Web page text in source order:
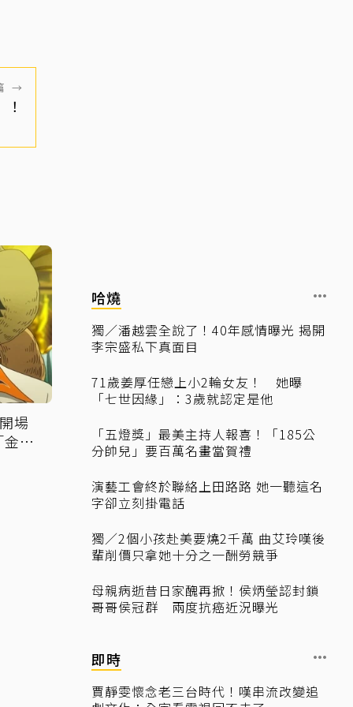
→
場
碧
哈燒
獨／潘越雲全說了！40年感情曝光 揭開
李宗盛私下真面目
71歲姜厚任戀上小2輪女友！ 她曝
「七世因緣」：3歲就認定是他
「五燈獎」最美主持人報喜！「185公
分帥兒」要百萬名畫當賀禮
演藝工會終於聯絡上田路路 她一聽這名
字卻立刻掛電話
獨／2個小孩赴美要燒2千萬 曲艾玲嘆後
輩削價只拿她十分之一酬勞競爭
母親病逝昔日家醜再掀！侯炳瑩認封鎖
哥哥侯冠群 兩度抗癌近況曝光
即時
賈靜雯懷念老三台時代！嘆串流改變追